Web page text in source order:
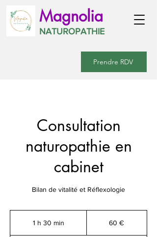
Magnolia
NATUROPATHIE
Prendre RDV
Consultation
naturopathie en
cabinet
Bilan de vitalité et Réflexologie
1 h 30 min 60 €